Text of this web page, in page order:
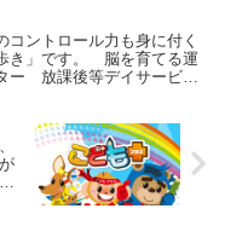
コントロール力も身に付く
き」です。 脳を育てる運
ー 放課後等デイサービス